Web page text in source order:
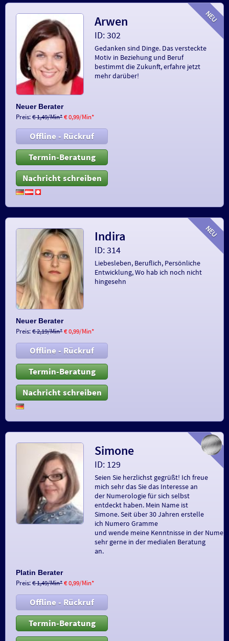
Arwen
ID: 302
Gedanken sind Dinge. Das versteckte
Motiv in Beziehung und Beruf
bestimmt die Zukunft, erfahre jetzt
mehr darüber!
Neuer Berater
Preis:€ 1,49/Min*€ 0,99/Min*
Offline - Rückruf
Termin-Beratung
Nachricht schreiben
Indira
ID: 314
Liebesleben, Beruflich, Persönliche
Entwicklung, Wo hab ich noch nicht
hingesehn
Neuer Berater
Preis:€ 2,19/Min*€ 0,99/Min*
Offline - Rückruf
Termin-Beratung
Nachricht schreiben
Simone
ID: 129
Seien Sie herzlichst gegrüßt! Ich freue
mich sehr das Sie das Interesse an
der Numerologie für sich selbst
entdeckt haben. Mein Name ist
Simone. Seit über 30 Jahren erstelle
ich Numero Gramme
und wende meine Kenntnisse in der
sehr gerne in der medialen Beratung
an.
Platin Berater
Preis:€ 1,49/Min*€ 0,99/Min*
Offline - Rückruf
Termin-Beratung